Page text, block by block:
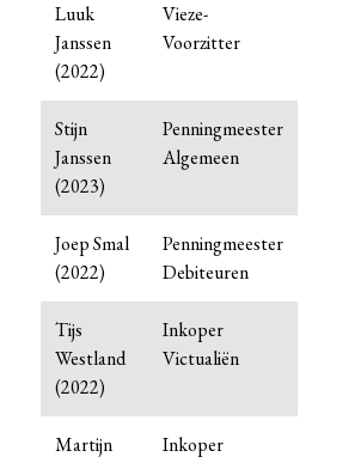
Luuk
Janssen
(2022)
Vieze-
Voorzitter
Stijn
Janssen
(2023)
Penningmeester
Algemeen
Joep Smal
(2022)
Penningmeester
Debiteuren
Tijs
Westland
(2022)
Inkoper
Victualiën
Martijn
Inkoper